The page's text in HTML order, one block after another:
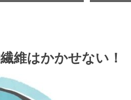
維はかかせない！